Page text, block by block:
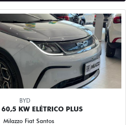
BYD
KW ELÉTRICO PLUS
Milazzo Fiat Santos